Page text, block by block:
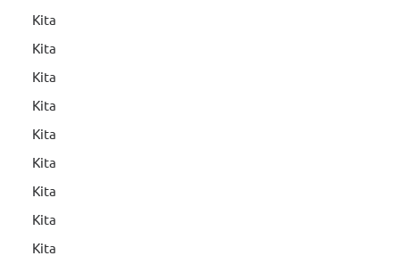
Kita
Kita
Kita
Kita
Kita
Kita
Kita
Kita
Kita